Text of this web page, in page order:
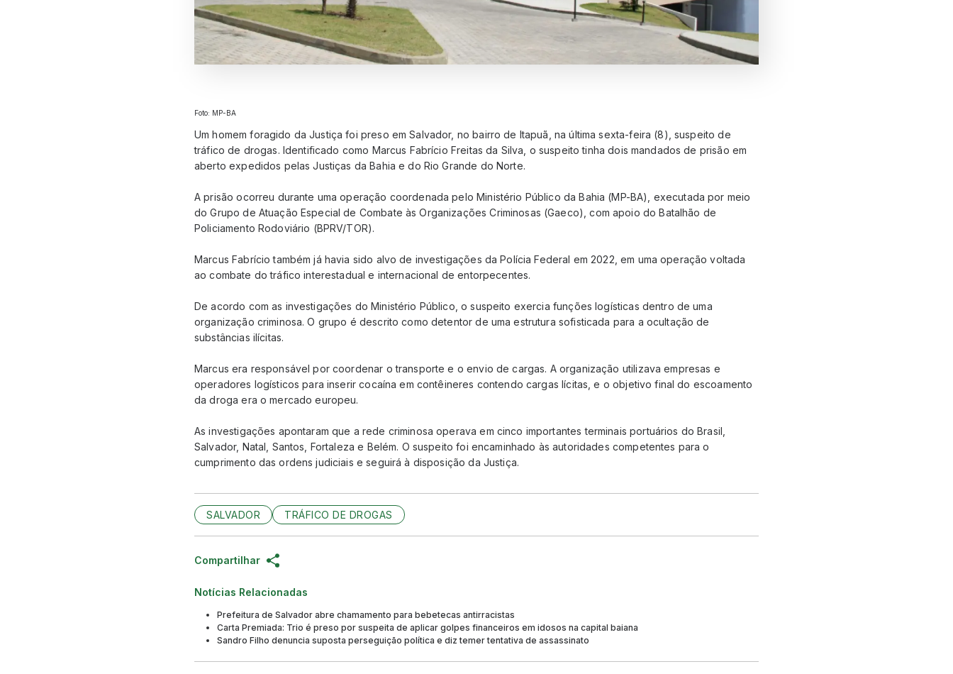
Foto: MP-BA
Um homem foragido da Justiça foi preso em Salvador, no bairro de Itapuã, na última sexta-feira (8), suspeito de
tráfico de drogas. Identificado como Marcus Fabrício Freitas da Silva, o suspeito tinha dois mandados de prisão em
aberto expedidos pelas Justiças da Bahia e do Rio Grande do Norte.
A prisão ocorreu durante uma operação coordenada pelo Ministério Público da Bahia (MP-BA), executada por meio
do Grupo de Atuação Especial de Combate às Organizações Criminosas (Gaeco), com apoio do Batalhão de
Policiamento Rodoviário (BPRV/TOR).
Marcus Fabrício também já havia sido alvo de investigações da Polícia Federal em 2022, em uma operação voltada
ao combate do tráfico interestadual e internacional de entorpecentes.
De acordo com as investigações do Ministério Público, o suspeito exercia funções logísticas dentro de uma
organização criminosa. O grupo é descrito como detentor de uma estrutura sofisticada para a ocultação de
substâncias ilícitas.
Marcus era responsável por coordenar o transporte e o envio de cargas. A organização utilizava empresas e
operadores logísticos para inserir cocaína em contêineres contendo cargas lícitas, e o objetivo final do escoamento
da droga era o mercado europeu.
As investigações apontaram que a rede criminosa operava em cinco importantes terminais portuários do Brasil,
Salvador, Natal, Santos, Fortaleza e Belém. O suspeito foi encaminhado às autoridades competentes para o
cumprimento das ordens judiciais e seguirá à disposição da Justiça.
SALVADOR TRÁFICO DE DROGAS
Compartilhar
Notícias Relacionadas
Prefeitura de Salvador abre chamamento para bebetecas antirracistas
Carta Premiada: Trio é preso por suspeita de aplicar golpes financeiros em idosos na capital baiana
Sandro Filho denuncia suposta perseguição política e diz temer tentativa de assassinato